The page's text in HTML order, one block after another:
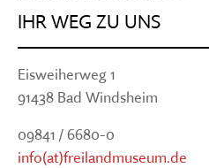
IHR WEG ZU UNS
Eisweiherweg 1
91438 Bad Windsheim
09841 / 6680-0
info(at)freilandmuseum.de